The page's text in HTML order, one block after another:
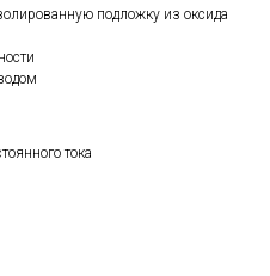
подложку из оксида
тока